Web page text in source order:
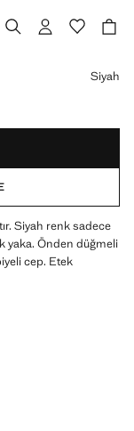
Siyah
Siyah renk sadece
yaka. Önden düğmeli
cep. Etek
artırarak